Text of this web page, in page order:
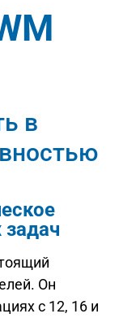
в
Он
с 12, 16 и